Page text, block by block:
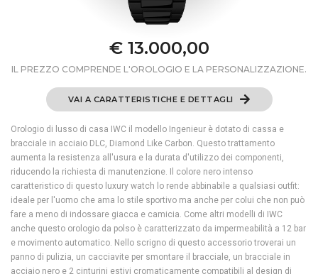
€ 13.000,00
IL PREZZO COMPRENDE L'OROLOGIO E LA PERSONALIZZAZIONE.
VAI A CARATTERISTICHE E DETTAGLI
Orologio di lusso di casa IWC il modello Ingenieur è dotato di cassa e
bracciale in acciaio DLC, Diamond Like Carbon. Questo trattamento
aumenta la resistenza all'usura e la durata d'utilizzo dei componenti,
riducendo la richiesta di manutenzione. Il colore nero intenso
caratteristico di questo luxury watch lo rende abbinabile a qualsiasi outfit:
ideale per l'uomo che ama lo stile sportivo ma anche per colui che non può
fare a meno di indossare giacca e camicia. Come altri modelli di IWC
anche questo orologio da polso è caratterizzato da impermeabilità a 12 bar
e movimento automatico. Nello scrigno di questo accessorio troverai un
panno di pulizia, un cacciavite per smontare il bracciale, un bracciale in
acciaio nero e 2 cinturini estivi cromaticamente compatibili al design di